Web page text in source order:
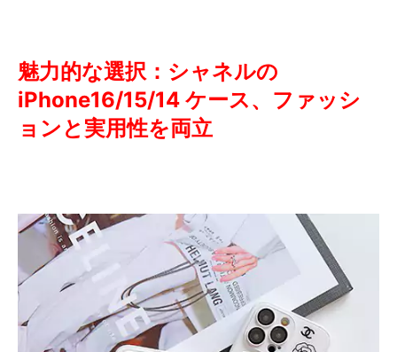
魅力的な選択：シャネルの
iPhone16/15/14 ケース、ファッシ
ョンと実用性を両立